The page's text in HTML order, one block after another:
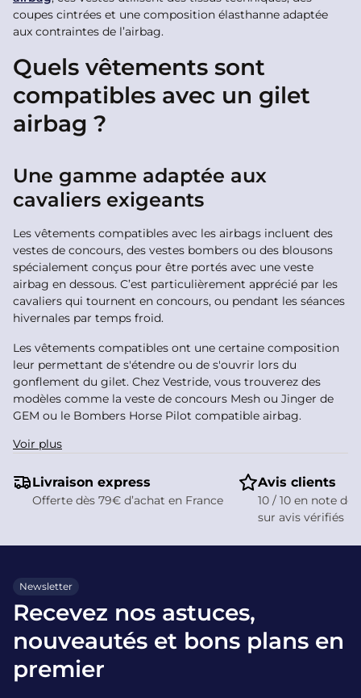
coupes cintrées et une composition élasthanne adaptée
aux contraintes de l’airbag.
Quels vêtements sont
compatibles avec un gilet
airbag ?
Une gamme adaptée aux
cavaliers exigeants
Les vêtements compatibles avec les airbags incluent des
vestes de concours, des vestes bombers ou des blousons
spécialement conçus pour être portés avec une veste
airbag en dessous. C’est particulièrement apprécié par les
cavaliers qui tournent en concours, ou pendant les séances
hivernales par temps froid.
Les vêtements compatibles ont une certaine composition
leur permettant de s'étendre ou de s'ouvrir lors du
gonflement du gilet. Chez Vestride, vous trouverez des
modèles comme la veste de concours Mesh ou Jinger de
GEM ou le Bombers Horse Pilot compatible airbag.
Une sélection de marques de
renom pour allier style et
protection
airbags d'équitation, conçue pour les cavaliers qui ne
modèle a été rigoureusement sélectionné pour sa qualité,
airbag.
Horse Pilot : la technologie au service
de la performance
Voir plus
Livraison express
Offerte dès 79€ d’achat en France
Avis clients
10 / 10 en note
sur avis vérifiés
Newsletter
Recevez nos astuces,
nouveautés et bons plans en
premier